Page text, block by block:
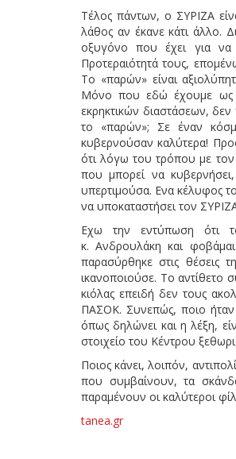
Τέλος πάντων, ο ΣΥΡΙΖΑ
λάθος αν έκανε κάτι άλλο.
οξυγόνο που έχει για να
Προτεραιότητά τους,
Το «παρών» είναι
Μόνο που εδώ έχουμε ως
εκρηκτικών διαστάσεων,
το «παρών»; Σε έναν
κυβερνούσαν καλύτερα!
ότι λόγω του τρόπου με
που μπορεί να
υπερτιμούσα. Ενα κέλυφος
να υποκαταστήσει τον
Εχω την εντύπωση ότι
κ. Ανδρουλάκη και
παρασύρθηκε στις θέσεις
ικανοποιούσε. Το αντίθετο
κιόλας επειδή δεν τους
ΠΑΣΟΚ. Συνεπώς, ποιο
όπως δηλώνει και η λέξη,
στοιχείο του Κέντρου
Ποιος κάνει, λοιπόν,
που συμβαίνουν, τα
παραμένουν οι καλύτεροι
tanea.gr